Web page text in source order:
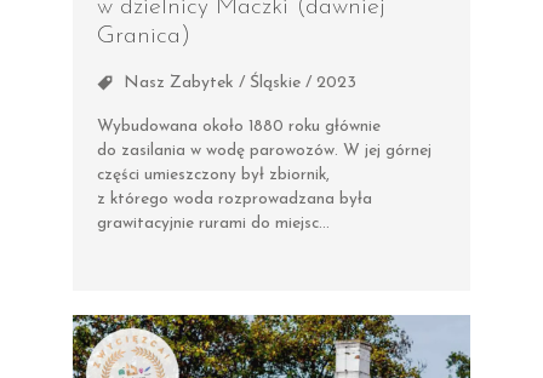
w dzielnicy Maczki (dawniej
Granica)
Nasz Zabytek / Śląskie / 2023
Wybudowana około 1880 roku głównie
do zasilania w wodę parowozów. W jej górnej
części umieszczony był zbiornik,
z którego woda rozprowadzana była
grawitacyjnie rurami do miejsc…